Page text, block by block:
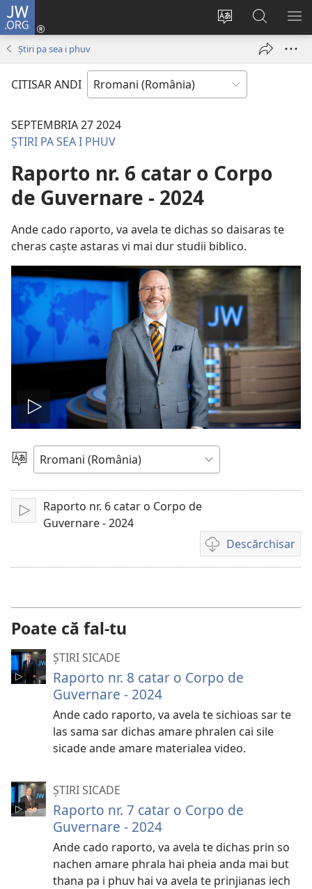
JW.ORG
Paruv
le
site-
Loghisao-
tu
window)
Rode
po
JW.ORG
Știri pa sea i phuv
CITISAR ANDI
SEPTEMBRIA 27 2024
ȘTIRI PA SEA I PHUV
Raporto nr. 6 catar o Corpo
de Guvernare - 2024
Ande cado raporto, va avela te dichas so daisaras te
cheras caște astaras vi mai dur studii biblico.
De
drom
o
video
Alosar
şib
De
Raporto nr. 6 catar o Corpo de
Guvernare - 2024
Descărchisar
Opțiuni
cai
Poate că fal-tu
ȘTIRI SICADE
Raporto nr. 8 catar o Corpo de
Guvernare - 2024
Ande cado raporto, va avela te sichioas sar te
las sama sar dichas amare phralen cai sile
sicade ande amare materialea video.
ȘTIRI SICADE
Raporto nr. 7 catar o Corpo de
Guvernare - 2024
Ande cado raporto, va avela te dichas prin so
nachen amare phrala hai pheia anda mai but
thana pa i phuv hai va avela te prinjianas iech